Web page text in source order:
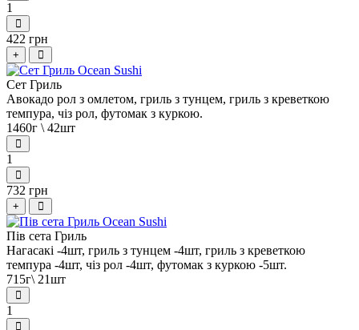
1
422 грн
+
Сет Гриль
Авокадо рол з омлетом, гриль з тунцем, гриль з креветкою
темпура, чіз рол, футомак з куркою.
1460г \ 42шт
1
732 грн
+
Пів сета Гриль
Нагасакі -4шт, гриль з тунцем -4шт, гриль з креветкою
темпура -4шт, чіз рол -4шт, футомак з куркою -5шт.
715г\ 21шт
1